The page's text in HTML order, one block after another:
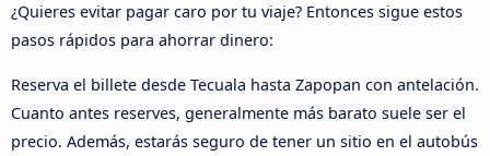
¿Quieres evitar pagar caro por tu viaje? Entonces sigue estos
pasos rápidos para ahorrar dinero:
Reserva el billete desde Tecuala hasta Zapopan con antelación.
Cuanto antes reserves, generalmente más barato suele ser el
precio. Además, estarás seguro de tener un sitio en el autobús